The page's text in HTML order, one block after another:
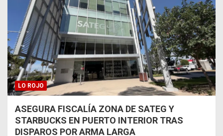
LO ROJO
ASEGURA FISCALÍA ZONA DE SATEG Y
STARBUCKS EN PUERTO INTERIOR TRAS
DISPAROS POR ARMA LARGA